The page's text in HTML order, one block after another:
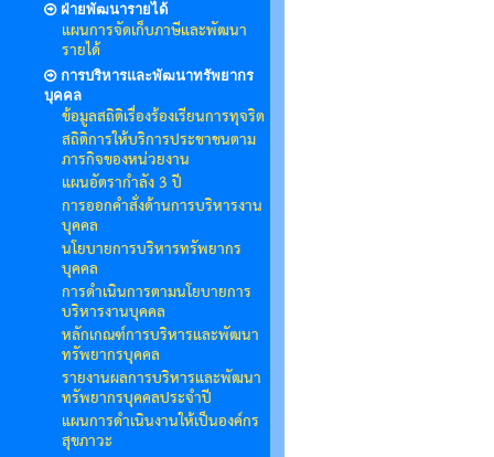
ฝ่ายพัฒนารายได้
แผนการจัดเก็บภาษีและพัฒนา
รายได้
การบริหารและพัฒนาทรัพยากร
บุคคล
ข้อมูลสถิติเรื่องร้องเรียนการทุจริต
สถิติการให้บริการประชาชนตาม
ภารกิจของหน่วยงาน
แผนอัตรากำลัง 3 ปี
การออกคำสั่งด้านการบริหารงาน
บุคคล
นโยบายการบริหารทรัพยากร
บุคคล
การดำเนินการตามนโยบายการ
บริหารงานบุคคล
หลักเกณฑ์การบริหารและพัฒนา
ทรัพยากรบุคคล
รายงานผลการบริหารและพัฒนา
ทรัพยากรบุคคลประจำปี
แผนการดำเนินงานให้เป็นองค์กร
สุขภาวะ